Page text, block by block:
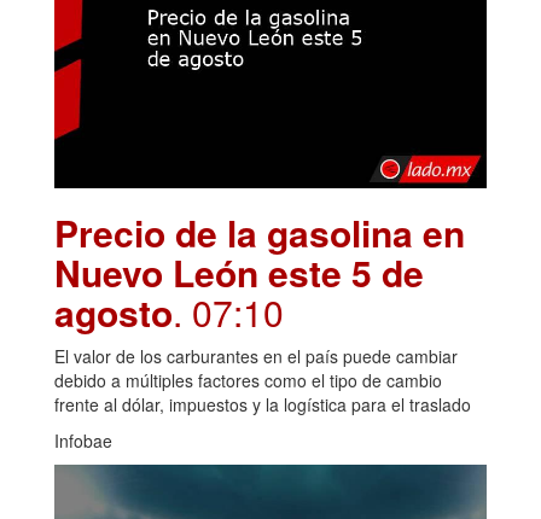
Precio de la gasolina en
Nuevo León este 5 de
agosto. 07:10
El valor de los carburantes en el país puede cambiar
debido a múltiples factores como el tipo de cambio
frente al dólar, impuestos y la logística para el traslado
Infobae